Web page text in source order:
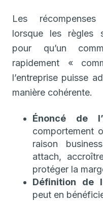
Les
lorsque les règles
pour qu’un
rapidement «
l’entreprise puisse
manière cohérente.
Énoncé de
comportement
raison
attach,
protéger la
Définition de
peut en